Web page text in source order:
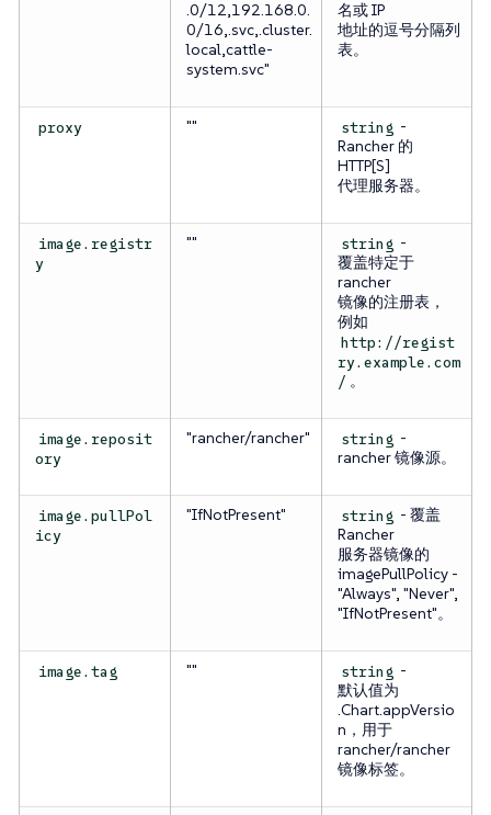
.0/12,192.168.0.
0/16,.svc,.cluster.
local,cattle-
system.svc"
名或 IP
地址的逗号分隔列
表。
proxy "" string -
Rancher 的
HTTP[S]
代理服务器。
image.registr
y
"" string -
覆盖特定于
rancher
镜像的注册表，
例如
http://regist
ry.example.com
/ 。
image.reposit
ory
"rancher/rancher" string -
rancher 镜像源。
image.pullPol
icy
"IfNotPresent" string - 覆盖
Rancher
服务器镜像的
imagePullPolicy -
"Always", "Never",
"IfNotPresent"。
image.tag "" string -
默认值为
.Chart.appVersio
n，用于
rancher/rancher
镜像标签。